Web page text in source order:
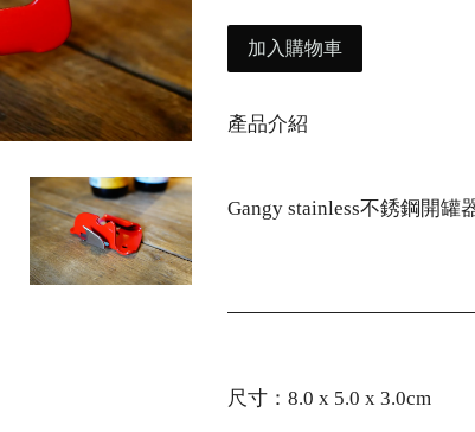
加入購物車
產品介紹
Gangy stainless不銹鋼開罐
尺寸：8.0 x 5.0 x 3.0cm